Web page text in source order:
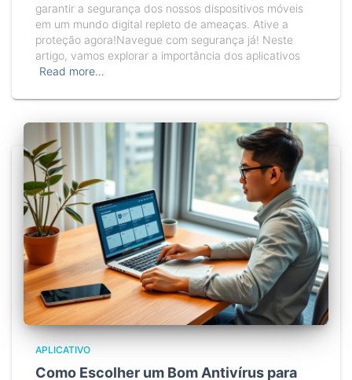
garantir a segurança dos nossos dispositivos móveis
em um mundo digital repleto de ameaças. Ative a
proteção agora!Navegue com segurança já! Neste
artigo, vamos explorar a importância dos aplicativos
Read more…
APLICATIVO
Como Escolher um Bom Antivírus para